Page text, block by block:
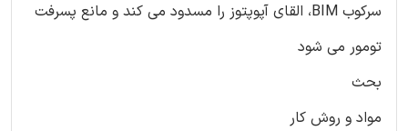
سرکوب BIM، القای آپوپتوز را مسدود می کند و مانع پسرفت
تومور می شود
بحث
مواد و روش کار